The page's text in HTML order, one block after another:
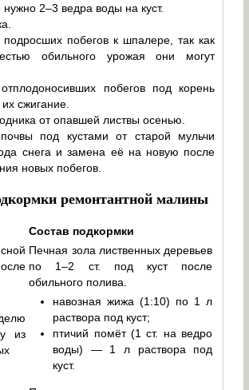
нужно 2–3 ведра воды на куст.
подросших побегов к шпалере, так как
обильного урожая они могут
побегов под корень
сжигание.
от опавшей листвы осенью.
под кустами от старой мульчи
снега и замена её на новую после
новых побегов.
ремонтантной малины
Состав подкормки
Печная зола лиственных деревьев
по 1–2 ст. под куст после
обильного полива.
из
навозная жижа (1:10) по 1 л
раствора под куст;
птичий помёт (1 ст. на ведро
воды) — 1 л раствора под
куст.